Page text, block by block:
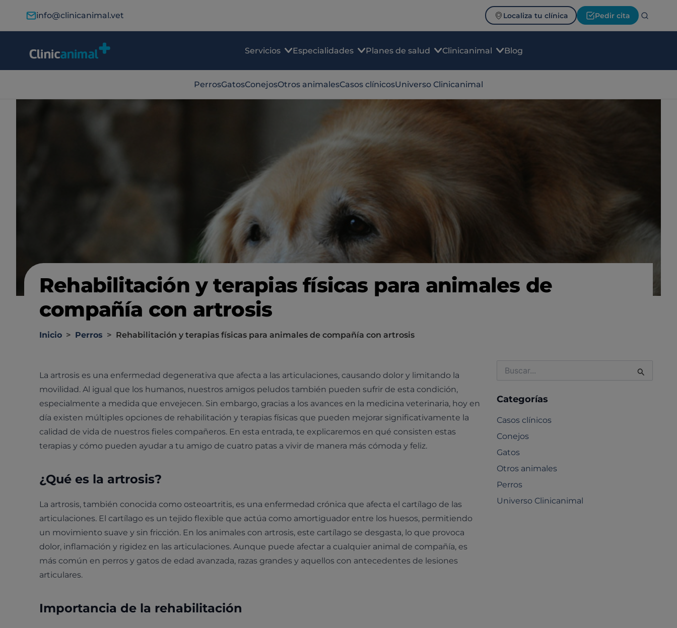
info@clinicanimal.vet Localiza tu clínica Pedir cita
Servicios Especialidades Planes de salud Clinicanimal Blog
PerrosGatosConejosOtros animalesCasos clínicosUniverso Clinicanimal
Rehabilitación y terapias físicas para animales de
compañía con artrosis
Inicio > Perros > Rehabilitación y terapias físicas para animales de compañía con artrosis
La artrosis es una enfermedad degenerativa que afecta a las articulaciones, causando dolor y limitando la
movilidad. Al igual que los humanos, nuestros amigos peludos también pueden sufrir de esta condición,
especialmente a medida que envejecen. Sin embargo, gracias a los avances en la medicina veterinaria, hoy en
día existen múltiples opciones de rehabilitación y terapias físicas que pueden mejorar significativamente la
calidad de vida de nuestros fieles compañeros. En esta entrada, te explicaremos en qué consisten estas
terapias y cómo pueden ayudar a tu amigo de cuatro patas a vivir de manera más cómoda y feliz.
¿Qué es la artrosis?
La artrosis, también conocida como osteoartritis, es una enfermedad crónica que afecta el cartílago de las
articulaciones. El cartílago es un tejido flexible que actúa como amortiguador entre los huesos, permitiendo
un movimiento suave y sin fricción. En los animales con artrosis, este cartílago se desgasta, lo que provoca
dolor, inflamación y rigidez en las articulaciones. Aunque puede afectar a cualquier animal de compañía, es
más común en perros y gatos de edad avanzada, razas grandes y aquellos con antecedentes de lesiones
articulares.
Importancia de la rehabilitación
por:
Categorías
Casos clínicos
Conejos
Gatos
Otros animales
Perros
Universo Clinicanimal